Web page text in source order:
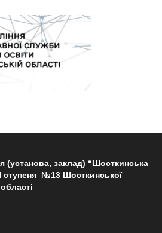
(установа, заклад) “Шосткинська
ступеня №13 Шосткинської